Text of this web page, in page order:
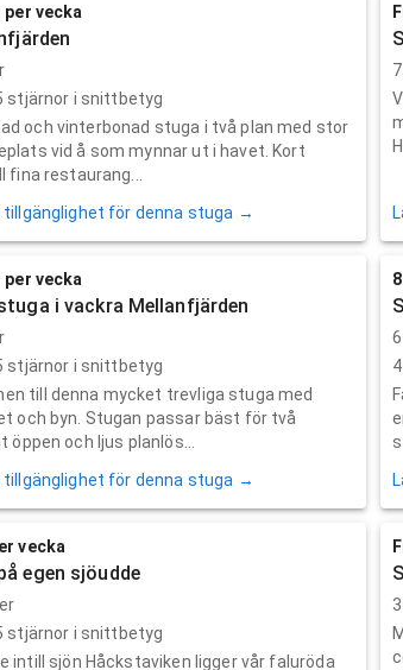
per vecka
stjärnor i snittbetyg
och vinterbonad stuga i två plan med stor
vid å som mynnar ut i havet. Kort
restaurang...
tillgänglighet för denna stuga →
per vecka
i vackra Mellanfjärden
stjärnor i snittbetyg
till denna mycket trevliga stuga med
och byn. Stugan passar bäst för två
öppen och ljus planlös...
tillgänglighet för denna stuga →
4
vecka
egen sjöudde
stjärnor i snittbetyg
intill sjön Håckstaviken ligger vår faluröda